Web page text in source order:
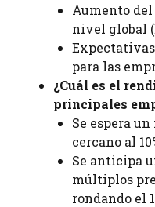
Aumento del
nivel global
para las
¿Cuál es el
principales
Se espera
cercano al
Se anticipa
múltiplos
rondando el